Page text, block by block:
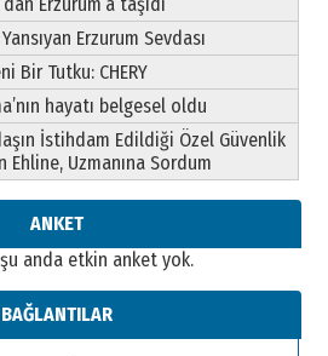
Erzurum Sevdası
Bir Tutku: CHERY
hayatı belgesel oldu
İstihdam Edildiği Özel Güvenlik
Ehline, Uzmanına Sordum
ANKET
anda etkin anket yok.
BAĞLANTILAR